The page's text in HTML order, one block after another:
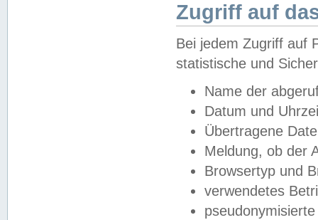
Zugriff auf
Bei jedem Zugriff auf
statistische und
Name der
Datum und
Übertragene
Meldung, ob der
Browsertyp und
verwendetes